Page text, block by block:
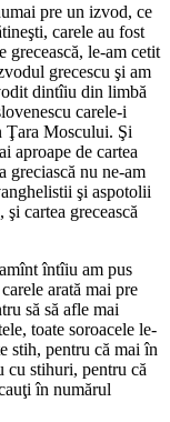
pre un izvod, ce
carele au fost
grecească, le-am cetit
grecescu şi am
dintîiu din limbă
carele-i
Ţara Moscului. Şi
aproape de cartea
greciască nu ne-am
şi aspotolii
cartea grecească
întîiu am pus
arată mai pre
să să afle mai
toate soroacele le-
stih, pentru că mai în
cu stihuri, pentru că
în numărul